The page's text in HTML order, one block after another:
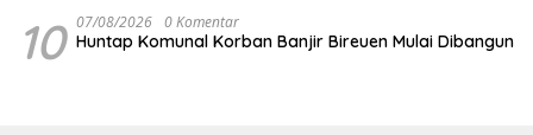
10 07/08/2026 0 Komentar
Huntap Komunal Korban Banjir Bireuen Mulai Dibangun